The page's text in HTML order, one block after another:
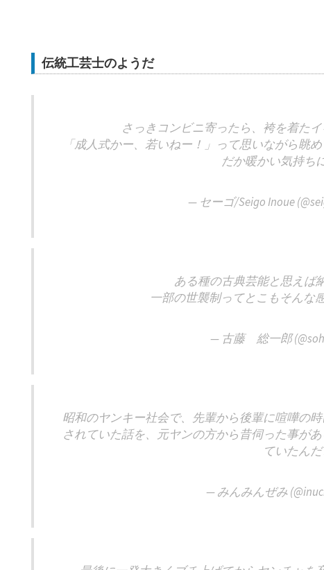
伝統工芸士のようだ
さっきコンビニ寄ったら、袴を着た
「成人式かー、若いねー！」って思いながら眺
だか暖かい気持ち
— セーゴ/Seigo Inoue
ある種の古典芸能と思えば
一部の世襲制ってとこもそんな
— 古藤 総一郎
昭和のヤンキー社会で、先輩から後輩に喧嘩の
されていた話を、元ヤンの方から昔伺った事が
ていたんだ
— みんみんぜみ